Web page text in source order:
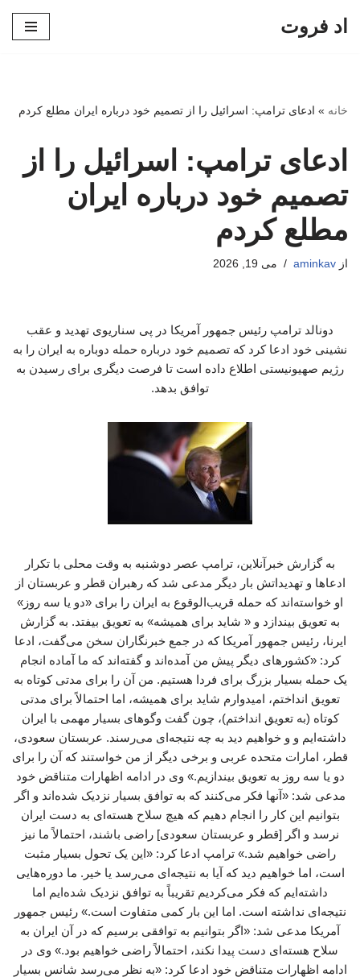
اد فروت
خانه » ادعای ترامپ: اسرائیل را از تصمیم خود درباره ایران مطلع کردم
ادعای ترامپ: اسرائیل را از
تصمیم خود درباره ایران
مطلع کردم
از aminkav می 19, 2026
دونالد ترامپ رئیس جمهور آمریکا در پی سناریوی تهدید و عقب
نشینی خود ادعا کرد که تصمیم خود درباره حمله دوباره به ایران را به
رژیم صهیونیستی اطلاع داده است تا فرصت دیگری برای رسیدن به
توافق بدهد.
به گزارش خبرآنلاین، ترامپ عصر دوشنبه به وقت محلی با تکرار
ادعاها و تهدیداتش بار دیگر مدعی شد که رهبران قطر و عربستان از
او خواسته‌اند که حمله قریب‌الوقوع به ایران را برای «دو یا سه روز»
به تعویق بیندازد و « شاید برای همیشه» به تعویق بیفتد. به گزارش
ایرنا، رئیس جمهور آمریکا که در جمع خبرنگاران سخن می‌گفت، ادعا
کرد: «کشورهای دیگر پیش من آمده‌اند و گفته‌اند که ما آماده انجام
یک حمله بسیار بزرگ برای فردا هستیم. من آن را برای مدتی کوتاه به
تعویق انداختم، امیدوارم شاید برای همیشه، اما احتمالاً برای مدتی
کوتاه (به تعویق انداختم)، چون گفت‌ وگوهای بسیار مهمی با ایران
داشته‌ایم و و خواهیم دید به چه نتیجه‌ای می‌رسند. عربستان سعودی،
قطر، امارات متحده عربی و برخی دیگر از من خواستند که آن را برای
دو یا سه روز به تعویق بیندازیم.» وی در ادامه اظهارات متناقض خود
مدعی شد: «آنها فکر می‌کنند که به توافق بسیار نزدیک شده‌اند و اگر
بتوانیم این کار را انجام دهیم که هیچ سلاح هسته‌ای به دست ایران
نرسد و اگر [قطر و عربستان سعودی] راضی باشند، احتمالاً ما نیز
راضی خواهیم شد.» ترامپ ادعا کرد: «این یک تحول بسیار مثبت
است، اما خواهیم دید که آیا به نتیجه‌ای می‌رسد یا خیر. ما دوره‌هایی
داشته‌ایم که فکر می‌کردیم تقریباً به توافق نزدیک شده‌ایم اما
نتیجه‌ای نداشته است. اما این بار کمی متفاوت است.» رئیس جمهور
آمریکا مدعی شد: «اگر بتوانیم به توافقی برسیم که در آن ایران به
سلاح هسته‌ای دست پیدا نکند، احتمالاً راضی خواهیم بود.» وی در
ادامه اظهارات متناقض خود ادعا کرد: «به نظر می‌رسد شانس بسیار